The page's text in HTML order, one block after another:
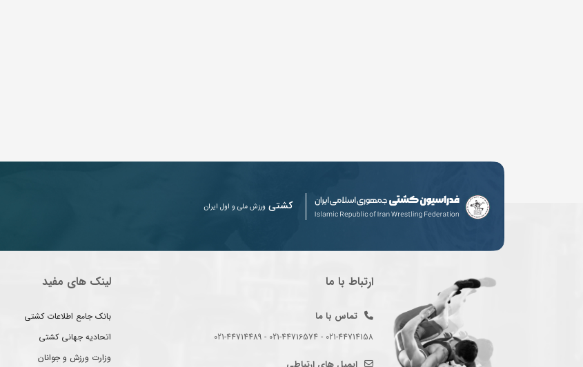
کشتی ورزش ملی و اول ایران
ارتباط با ما
تماس با ما
021-44714158 - 021-44716574 - 021-44714489
لینک های مفید
بانک جامع اطلاعات کشتی
اتحادیه جهانی کشتی
وزارت ورزش و جوانان